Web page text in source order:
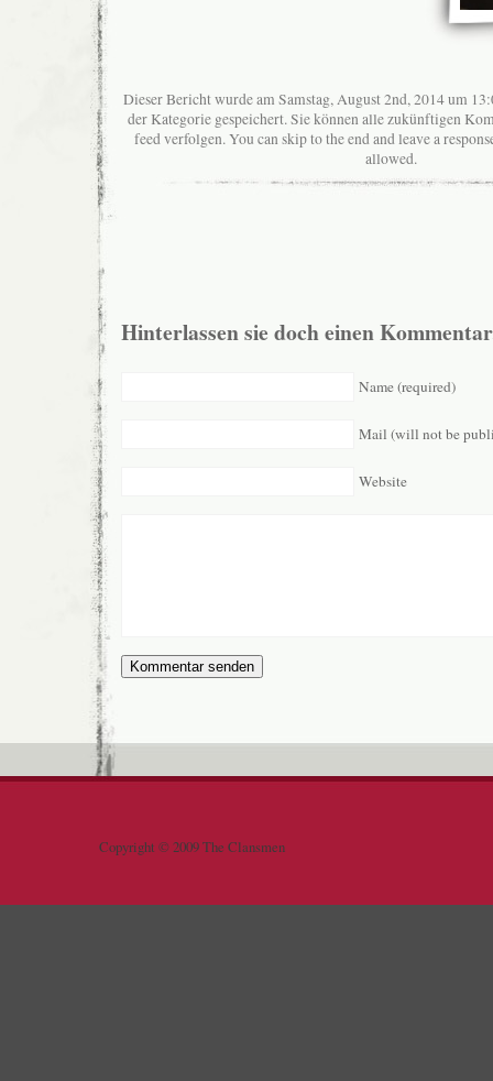
Dieser Bericht wurde am Samstag, August 2nd, 2014 um
der Kategorie gespeichert. Sie können alle zukünftigen
feed verfolgen. You can skip to the end and leave a
allowed.
Hinterlassen sie doch einen
Name (required)
Mail (will not be
Website
Copyright © 2009 The Clansmen